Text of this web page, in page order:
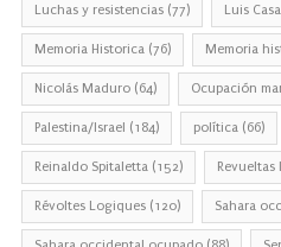
Luchas y resistencias (77) Luis
Memoria Historica (76) Memoria
Nicolás Maduro (64) Ocupación
Palestina/Israel (184) política (66)
Reinaldo Spitaletta (152) Revueltas
Révoltes Logiques (120) Sahara